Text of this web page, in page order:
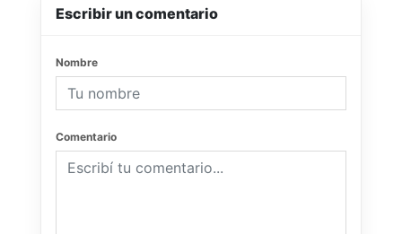
Escribir un comentario
Nombre
Comentario